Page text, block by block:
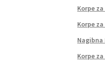
Korpe za
Korpe
Nagibna
Korpe